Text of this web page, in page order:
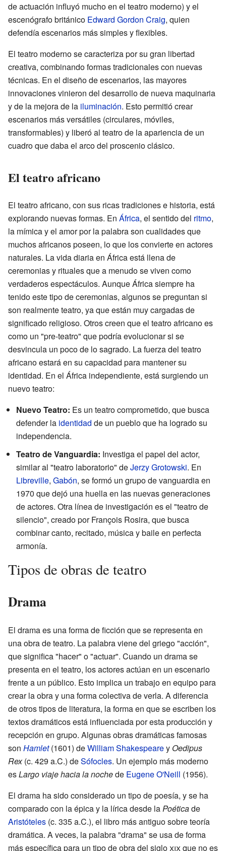
de actuación influyó mucho en el teatro moderno) y el
escenógrafo británico Edward Gordon Craig, quien
defendía escenarios más simples y flexibles.
El teatro moderno se caracteriza por su gran libertad
creativa, combinando formas tradicionales con nuevas
técnicas. En el diseño de escenarios, las mayores
innovaciones vinieron del desarrollo de nueva maquinaria
y de la mejora de la iluminación. Esto permitió crear
escenarios más versátiles (circulares, móviles,
transformables) y liberó al teatro de la apariencia de un
cuadro que daba el arco del proscenio clásico.
El teatro africano
El teatro africano, con sus ricas tradiciones e historia, está
explorando nuevas formas. En África, el sentido del ritmo,
la mímica y el amor por la palabra son cualidades que
muchos africanos poseen, lo que los convierte en actores
naturales. La vida diaria en África está llena de
ceremonias y rituales que a menudo se viven como
verdaderos espectáculos. Aunque África siempre ha
tenido este tipo de ceremonias, algunos se preguntan si
son realmente teatro, ya que están muy cargadas de
significado religioso. Otros creen que el teatro africano es
como un "pre-teatro" que podría evolucionar si se
desvincula un poco de lo sagrado. La fuerza del teatro
africano estará en su capacidad para mantener su
identidad. En el África independiente, está surgiendo un
nuevo teatro:
Nuevo Teatro: Es un teatro comprometido, que busca
defender la identidad de un pueblo que ha logrado su
independencia.
Teatro de Vanguardia: Investiga el papel del actor,
similar al "teatro laboratorio" deJerzy Grotowski. En
Libreville, Gabón, se formó un grupo de vanguardia en
1970 que dejó una huella en las nuevas generaciones
de actores. Otra línea de investigación es el "teatro de
silencio", creado por François Rosira, que busca
combinar canto, recitado, música y baile en perfecta
armonía.
Tipos de obras de teatro
Drama
El drama es una forma de ficción que se representa en
una obra de teatro. La palabra viene del griego "acción",
que significa "hacer" o "actuar". Cuando un drama se
presenta en el teatro, los actores actúan en un escenario
frente a un público. Esto implica un trabajo en equipo para
crear la obra y una forma colectiva de verla. A diferencia
de otros tipos de literatura, la forma en que se escriben los
textos dramáticos está influenciada por esta producción y
recepción en grupo. Algunas obras dramáticas famosas
son Hamlet(1601) deWilliam Shakespearey Oedipus
Rex(c. 429 a.C.) deSófocles. Un ejemplo más moderno
esLargo viaje hacia la nochede Eugene O'Neill (1956).
El drama ha sido considerado un tipo de poesía, y se ha
comparado con la épica y la lírica desde laPoéticade
Aristóteles (c. 335 a.C.), el libro más antiguo sobre teoría
dramática. A veces, la palabra "drama" se usa de forma
más específica para un tipo de obra del sigloxixque no es